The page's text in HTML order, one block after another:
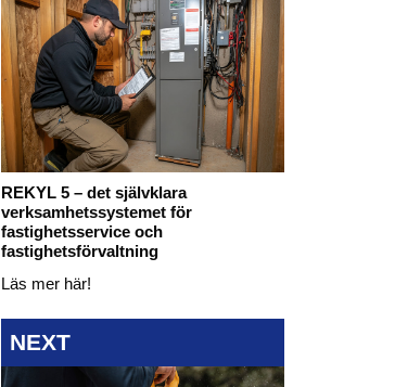
REKYL 5 – det självklara
verksamhetssystemet för
fastighetsservice och
fastighetsförvaltning
Läs mer här!
NEXT